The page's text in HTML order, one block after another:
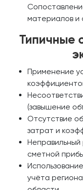
материалов и
Типичные
Применение
(завышение
Отсутствие
затрат и
сметной
учёта